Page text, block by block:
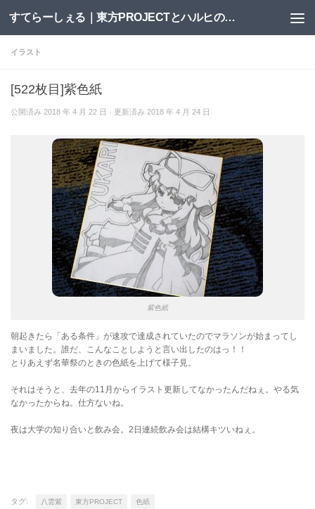
コンテンツへスキップ すてらーしぇる｜東方PROJECTとハルヒの二次創作サイト
イラスト
[522枚目]紫色紙
公開済み 2018 年 4 月 22 日 · 更新済み 2018 年 4 月 24 日
紫色紙
朝起きたら「ある条件」が速攻で達成されていたのでマラソンが始まってし
まいました。誰だ、こんなことしようと言い出したのはっ！！
とりあえず名華祭のときの色紙を上げて様子見。
それはそうと、去年の11月からイラスト更新してなかったんだねぇ。やる気
なかったからね。仕方ないね。
夜は大学の知り合いと飲み会。2日連続飲み会は結構キツいねぇ。
タグ: 八雲紫 東方PROJECT 色紙